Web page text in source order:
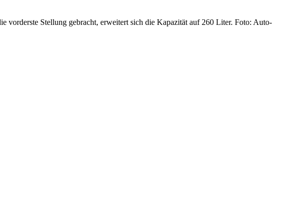
vorderste Stellung gebracht, erweitert sich die Kapazität auf 260 Liter. Foto: Auto-